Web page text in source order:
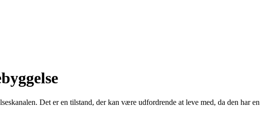
Det er en tilstand, der kan være udfordrende at leve med, da den har en